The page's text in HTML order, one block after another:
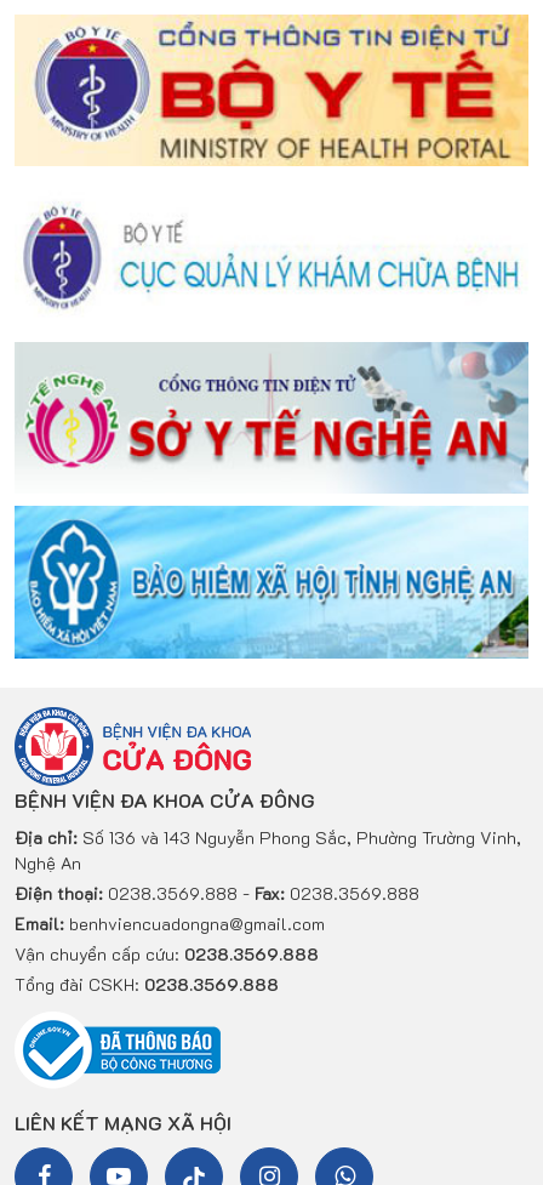
BỆNH VIỆN ĐA KHOA CỬA ĐÔNG
Địa chỉ: Số 136 và 143 Nguyễn Phong Sắc, Phường Trường Vinh,
Nghệ An
Điện thoại: 0238.3569.888 - Fax: 0238.3569.888
Email: benhviencuadongna@gmail.com
Vận chuyển cấp cứu: 0238.3569.888
Tổng đài CSKH: 0238.3569.888
LIÊN KẾT MẠNG XÃ HỘI